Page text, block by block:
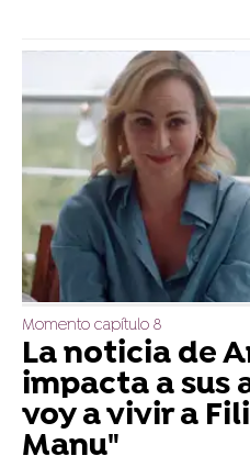
Momento capítulo 8
La noticia de
impacta a sus
voy a vivir a
Manu"